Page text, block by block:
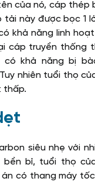
của nó, cáp thép
tải này được bọc 1
khả năng linh
cáp truyền thống
có khả năng bị
nhiên tuổi thọ
thấp.
siêu nhẹ với
bền bỉ, tuổi thọ
án có thang máy